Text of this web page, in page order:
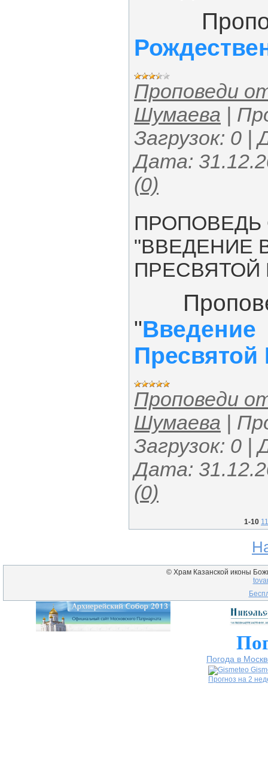
Проповеди
Шумаева |
Загрузок: 0 |
Дата:
(0)
ПРОПОВЕДЬ
"ВВЕДЕНИЕ
ПРЕСВЯТОЙ
"
Проповеди
Шумаева |
Загрузок: 0 |
Дата:
(0)
1-10
© Храм Казанской иконы
Погода в
Прогноз на 2